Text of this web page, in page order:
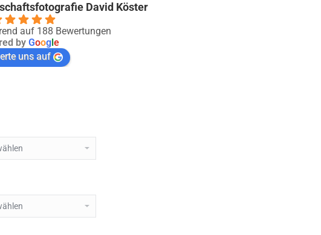
David Köster
auf 188 Bewertungen
by Google
uns auf